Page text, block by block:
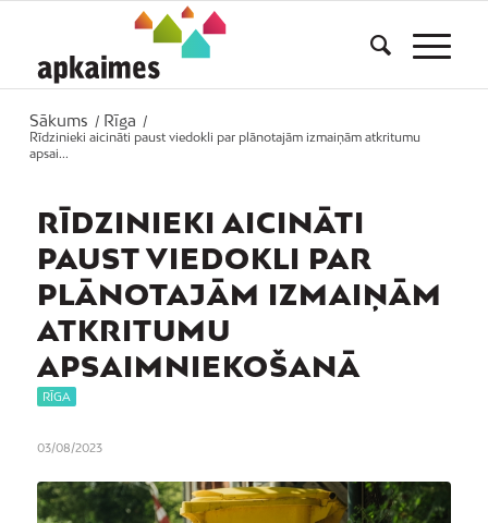
Sākums / Rīga
/
Rīdzinieki aicināti paust viedokli par plānotajām izmaiņām atkritumu
apsai...
RĪDZINIEKI AICINĀTI
PAUST VIEDOKLI PAR
PLĀNOTAJĀM IZMAIŅĀM
ATKRITUMU
APSAIMNIEKOŠANĀ
RĪGA
03/08/2023